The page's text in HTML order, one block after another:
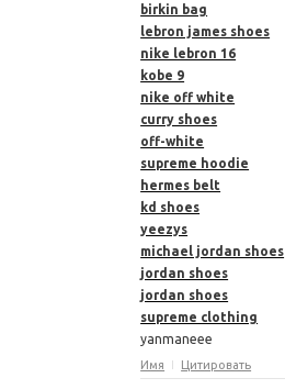
birkin bag
lebron james shoes
nike lebron 16
kobe 9
nike off white
curry shoes
off-white
supreme hoodie
hermes belt
kd shoes
yeezys
michael jordan shoes
jordan shoes
jordan shoes
supreme clothing
yanmaneee
Имя Цитировать